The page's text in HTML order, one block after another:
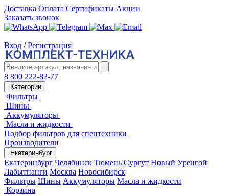
Доставка Оплата Сертификаты Акции
Заказать звонок
Вход / Регистрация
8 800 222-82-77
Категории
Фильтры
Шины
Аккумуляторы
Масла и жидкости
Подбор фильтров для спецтехники
Производители
Екатеринбург
Екатеринбург Челябинск Тюмень Сургут Новый Уренгой
Лабытнанги Москва Новосибирск
Фильтры Шины Аккумуляторы Масла и жидкости
Корзина